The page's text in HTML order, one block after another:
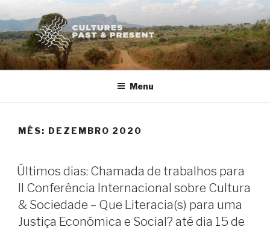
para
o
conteúdo
Menu
MÊS: DEZEMBRO 2020
PUBLICADO
EM
Últimos dias: Chamada de trabalhos para
II Conferência Internacional sobre Cultura
& Sociedade – Que Literacia(s) para uma
Justiça Económica e Social? até dia 15 de